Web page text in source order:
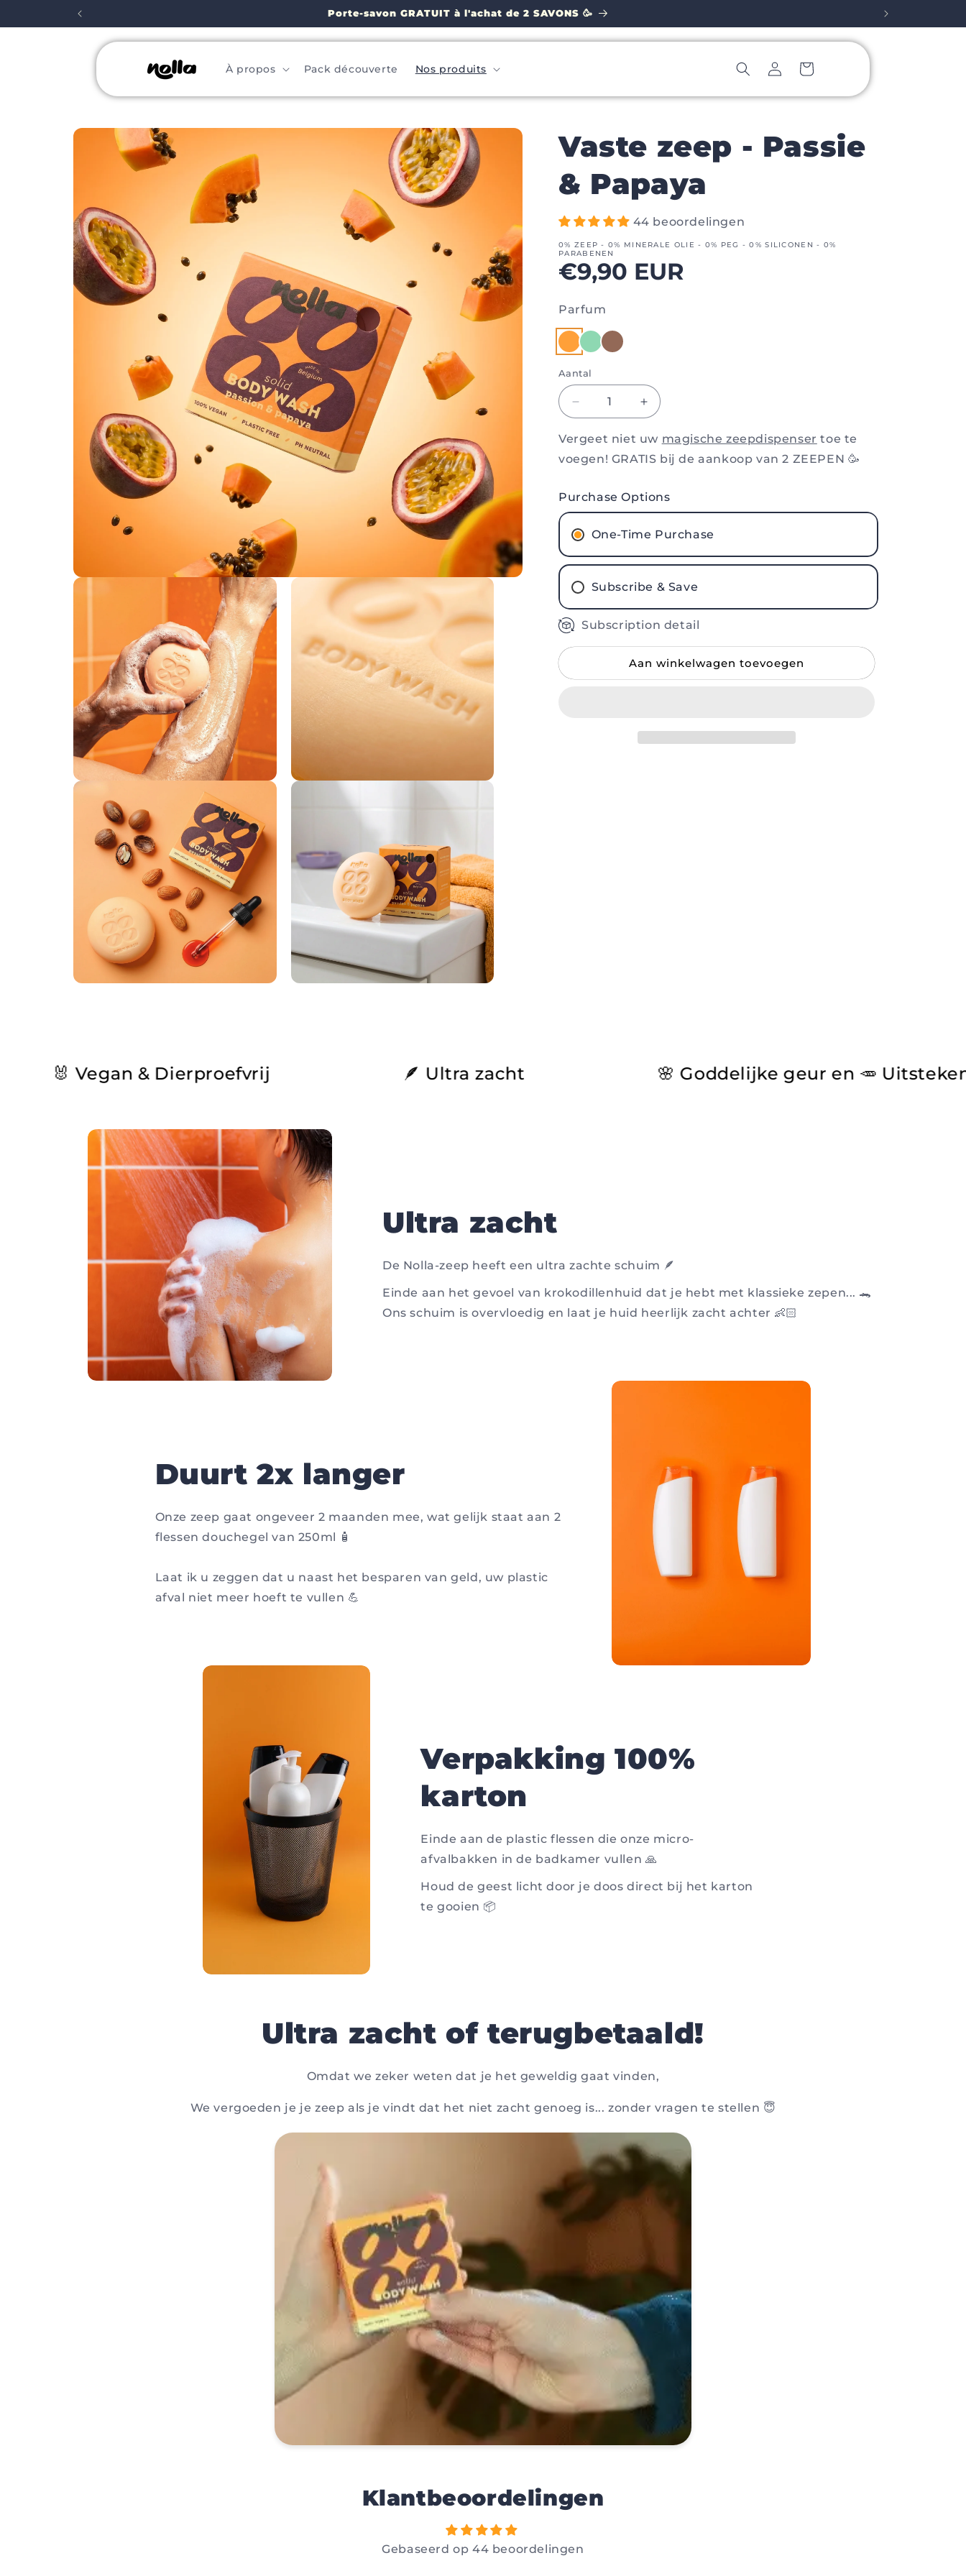
content
Porte-savon GRATUIT à l'achat de 2 SAVONS 🥳
À propos Pack découverte Nos produits Inloggen
Winkelwagen
Ga direct naar
productinformatie
Vaste zeep - Passie
& Papaya
44 beoordelingen
0% ZEEP - 0% MINERALE OLIE - 0% PEG - 0% SILICONEN - 0%
PARABENEN
Normale
prijs
€9,90 EUR
Parfum
Aantal
Aantal
Aantal
verlagen
voor
Vaste
zeep
Passie
&amp;
Papaya
Aantal
verhogen
voor
Vaste
zeep
Passie
&amp;
Papaya
Vergeet niet uw magische zeepdispenser toe te
voegen! GRATIS bij de aankoop van 2 ZEEPEN 🥳
Purchase Options
One-Time Purchase
Subscribe & Save
1 mois
2 mois
3 mois
Subscription detail
Aan winkelwagen toevoegen
& Dierproefvrij 🌸 Goddelijke geur en 🥕 Uitstekend op Yuka
Ultra zacht
De Nolla-zeep heeft een ultra zachte schuim 🪶
Einde aan het gevoel van krokodillenhuid dat je hebt met klassieke zepen... 🐊
Ons schuim is overvloedig en laat je huid heerlijk zacht achter 👶🏻
Duurt 2x langer
Onze zeep gaat ongeveer 2 maanden mee, wat gelijk staat aan 2
flessen douchegel van 250ml 🧴
Laat ik u zeggen dat u naast het besparen van geld, uw plastic
afval niet meer hoeft te vullen 💪
Verpakking 100%
karton
Einde aan de plastic flessen die onze micro-
afvalbakken in de badkamer vullen 🙏
Houd de geest licht door je doos direct bij het karton
te gooien 📦
Ultra zacht of terugbetaald!
Omdat we zeker weten dat je het geweldig gaat vinden,
We vergoeden je je zeep als je vindt dat het niet zacht genoeg is... zonder vragen te stellen 😇
Klantbeoordelingen
Gebaseerd op 44 beoordelingen